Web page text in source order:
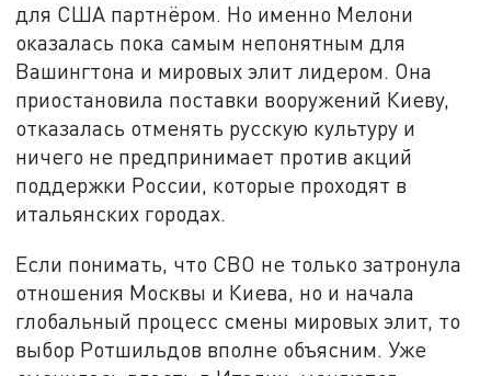
для США партнёром. Но именно Мелони
оказалась пока самым непонятным для
Вашингтона и мировых элит лидером. Она
приостановила поставки вооружений Киеву,
отказалась отменять русскую культуру и
ничего не предпринимает против акций
поддержки России, которые проходят в
итальянских городах.
Если понимать, что СВО не только затронула
отношения Москвы и Киева, но и начала
глобальный процесс смены мировых элит, то
выбор Ротшильдов вполне объясним. Уже